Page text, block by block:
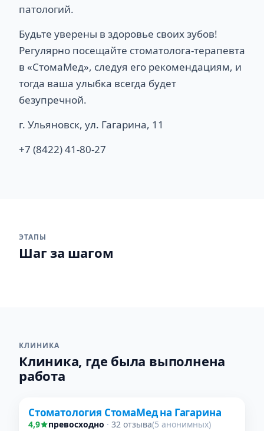
патологий.
Будьте уверены в здоровье своих зубов!
Регулярно посещайте стоматолога-терапевта
в «СтомаМед», следуя его рекомендациям, и
тогда ваша улыбка всегда будет
безупречной.
г. Ульяновск, ул. Гагарина, 11
+7 (8422) 41-80-27
ЭТАПЫ
Шаг за шагом
КЛИНИКА
Клиника, где была выполнена
работа
Проверено
Стоматология СтомаМед на Гагарина
4,9 превосходно · 32 отзыва(5 анонимных)